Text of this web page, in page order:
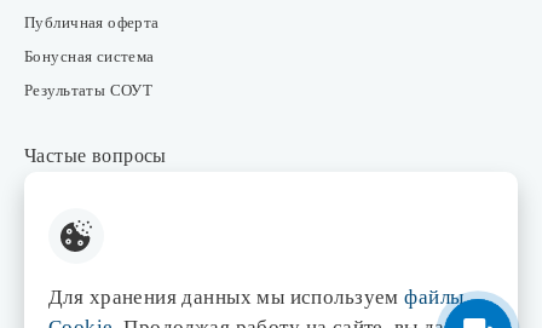
Публичная оферта
Бонусная система
Результаты СОУТ
Частые вопросы
Оплата
Возврат товара
Для хранения данных мы используемфайлы